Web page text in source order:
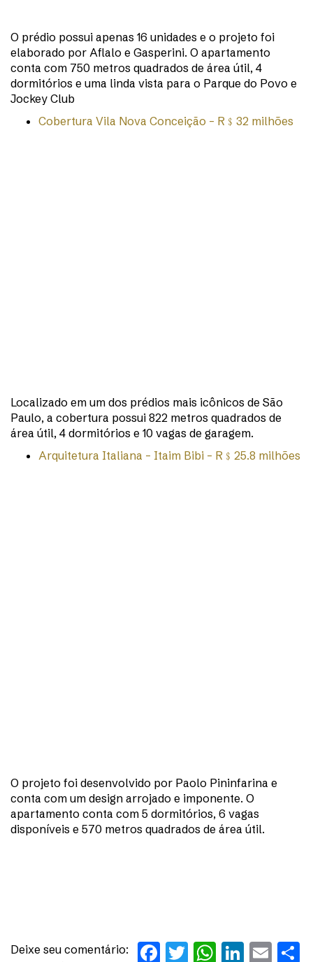
O prédio possui apenas 16 unidades e o projeto foi
elaborado por Aflalo e Gasperini. O apartamento
conta com 750 metros quadrados de área útil, 4
dormitórios e uma linda vista para o Parque do Povo e
Jockey Club
Cobertura Vila Nova Conceição – R﹩32 milhões
Localizado em um dos prédios mais icônicos de São
Paulo, a cobertura possui 822 metros quadrados de
área útil, 4 dormitórios e 10 vagas de garagem.
Arquitetura Italiana – Itaim Bibi – R﹩25.8 milhões
O projeto foi desenvolvido por Paolo Pininfarina e
conta com um design arrojado e imponente. O
apartamento conta com 5 dormitórios, 6 vagas
disponíveis e 570 metros quadrados de área útil.
Facebook
Twitter
Deixe seu comentário: